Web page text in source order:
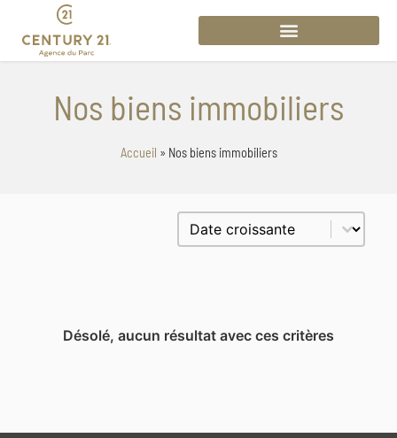
Nos biens immobiliers
Accueil » Nos biens immobiliers
Trier par prix
Trier le contenu
Désolé, aucun résultat avec ces critères